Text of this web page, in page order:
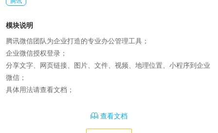
模块说明
腾讯微信团队为企业打造的专业办公管理工具；
企业微信授权登录；
分享文字、网页链接、图片、文件、视频、地理位置、小程序到企业
微信；
具体用法请查看文档；
查看文档